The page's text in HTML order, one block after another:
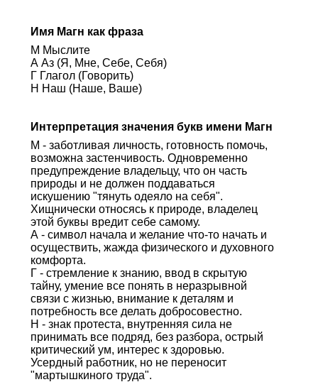
Имя Магн как фраза
М Мыслите
А Аз (Я, Мне, Себе, Себя)
Г Глагол (Говорить)
Н Наш (Наше, Ваше)
Интерпретация значения букв имени Магн
М - заботливая личность, готовность помочь,
возможна застенчивость. Одновременно
предупреждение владельцу, что он часть
природы и не должен поддаваться
искушению "тянуть одеяло на себя".
Хищнически относясь к природе, владелец
этой буквы вредит себе самому.
А - символ начала и желание что-то начать и
осуществить, жажда физического и духовного
комфорта.
Г - стремление к знанию, ввод в скрытую
тайну, умение все понять в неразрывной
связи с жизнью, внимание к деталям и
потребность все делать добросовестно.
Н - знак протеста, внутренняя сила не
принимать все подряд, без разбора, острый
критический ум, интерес к здоровью.
Усердный работник, но не переносит
"мартышкиного труда".